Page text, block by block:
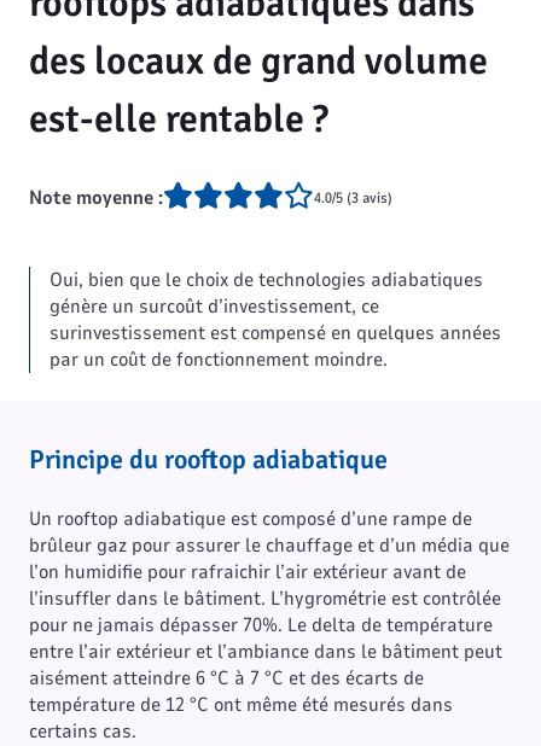
des locaux de grand volume
est-elle rentable ?
Note moyenne : 4.0/5 (3 avis)
Oui, bien que le choix de technologies adiabatiques
génère un surcoût d’investissement, ce
surinvestissement est compensé en quelques années
par un coût de fonctionnement moindre.
Principe du rooftop adiabatique
Un rooftop adiabatique est composé d’une rampe de
brûleur gaz pour assurer le chauffage et d’un média que
l’on humidifie pour rafraichir l’air extérieur avant de
l’insuffler dans le bâtiment. L’hygrométrie est contrôlée
pour ne jamais dépasser 70%. Le delta de température
entre l’air extérieur et l’ambiance dans le bâtiment peut
aisément atteindre 6 °C à 7 °C et des écarts de
température de 12 °C ont même été mesurés dans
certains cas.